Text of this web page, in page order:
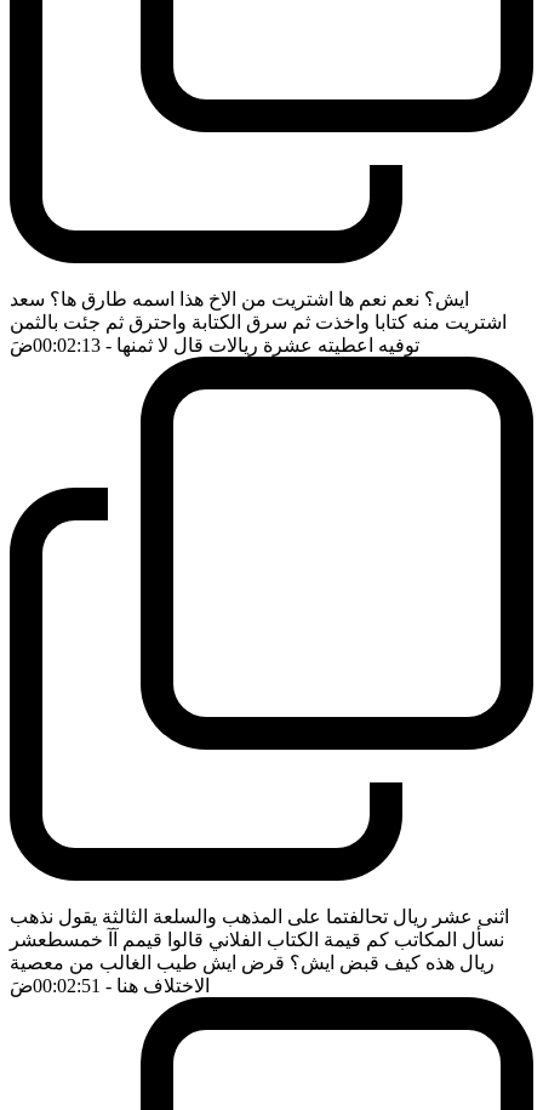
ايش؟ نعم نعم ها اشتريت من الاخ هذا اسمه طارق ها؟ سعد
اشتريت منه كتابا واخذت ثم سرق الكتابة واحترق ثم جئت بالثمن
توفيه اعطيته عشرة ريالات قال لا ثمنها - 00:02:13 ضَ
اثنى عشر ريال تحالفتما على المذهب والسلعة الثالثة يقول نذهب
نسأل المكاتب كم قيمة الكتاب الفلاني قالوا قيمم آآ خمسطعشر
ريال هذه كيف قبض ايش؟ قرض ايش طيب الغالب من معصية
الاختلاف هنا - 00:02:51 ضَ